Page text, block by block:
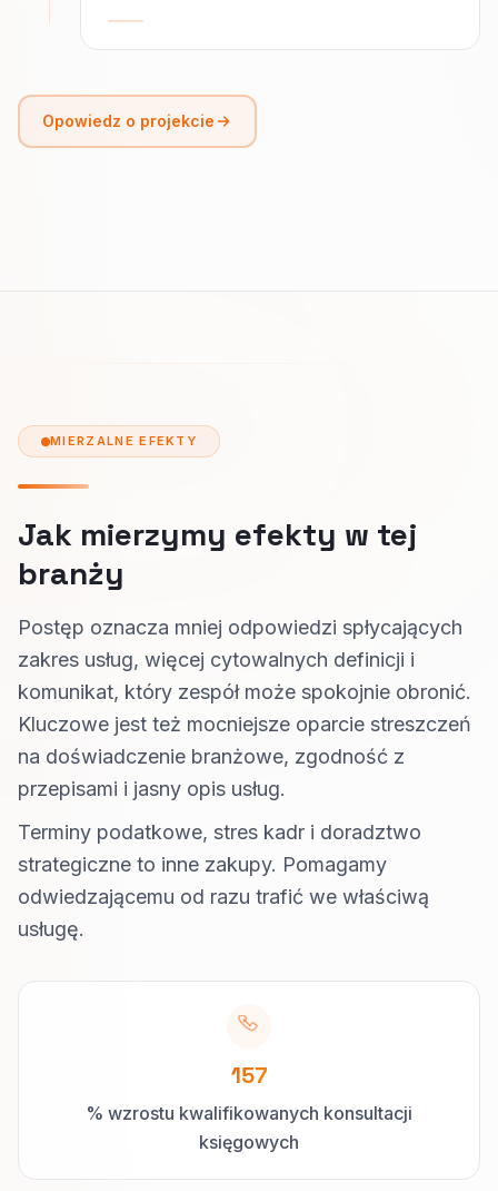
Opowiedz o projekcie
MIERZALNE EFEKTY
Jak mierzymy efekty w tej
branży
Postęp oznacza mniej odpowiedzi spłycających
zakres usług, więcej cytowalnych definicji i
komunikat, który zespół może spokojnie obronić.
Kluczowe jest też mocniejsze oparcie streszczeń
na doświadczenie branżowe, zgodność z
przepisami i jasny opis usług.
Terminy podatkowe, stres kadr i doradztwo
strategiczne to inne zakupy. Pomagamy
odwiedzającemu od razu trafić we właściwą
usługę.
157
% wzrostu kwalifikowanych konsultacji
księgowych